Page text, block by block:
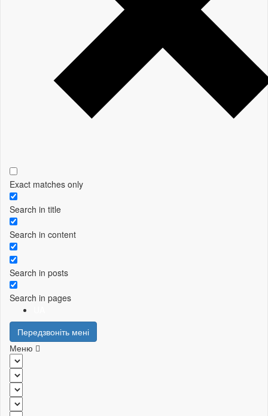
Exact matches only
Search in title
Search in content
Search in posts
Search in pages
Передзвоніть мені
Меню